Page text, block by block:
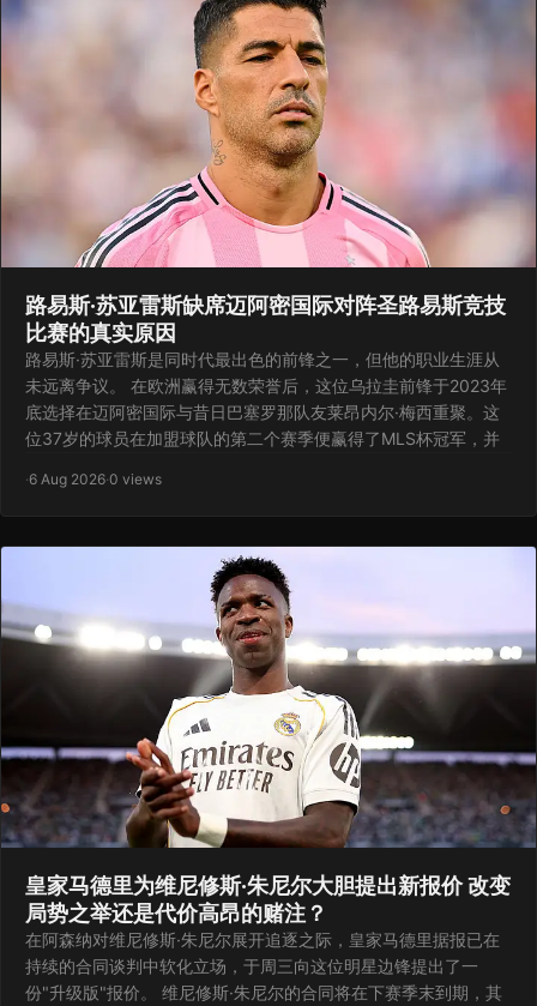
路易斯·苏亚雷斯缺席迈阿密国际对阵圣路易斯竞技
比赛的真实原因
路易斯·苏亚雷斯是同时代最出色的前锋之一，但他的职业生涯从
未远离争议。 在欧洲赢得无数荣誉后，这位乌拉圭前锋于2023年
底选择在迈阿密国际与昔日巴塞罗那队友莱昂内尔·梅西重聚。这
位37岁的球员在加盟球队的第二个赛季便赢得了MLS杯冠军，并
·6 Aug 2026·0 views
皇家马德里为维尼修斯·朱尼尔大胆提出新报价 改变
局势之举还是代价高昂的赌注？
在阿森纳对维尼修斯·朱尼尔展开追逐之际，皇家马德里据报已在
持续的合同谈判中软化立场，于周三向这位明星边锋提出了一
份"升级版"报价。 维尼修斯·朱尼尔的合同将在下赛季末到期，其